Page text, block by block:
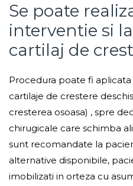
Se poate
interventie si
cartilaj de
Procedura poate fi aplicata
cartilaje de crestere
cresterea osoasa) , spre
chirugicale care schimba
sunt recomandate la
alternative disponibile,
imobilizati in orteza cu